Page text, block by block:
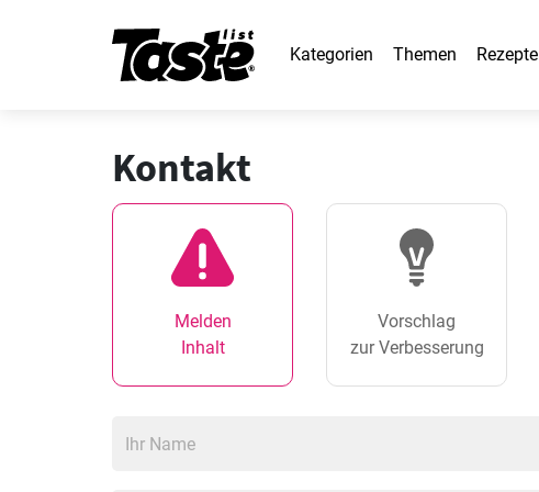
Kategorien Themen Rezepte
Kontakt
Melden
Inhalt
Vorschlag
zur Verbesserung